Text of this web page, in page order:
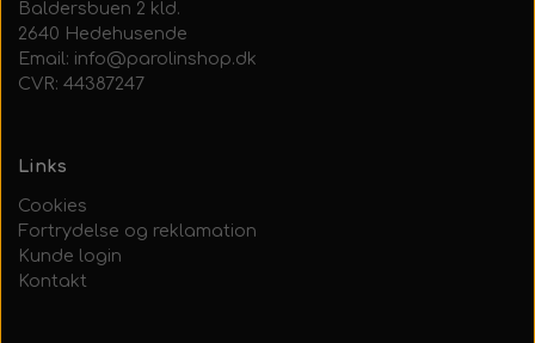
Baldersbuen 2 kld.
2640 Hedehusende
Email: info@parolinshop.dk
CVR: 44387247
Links
Cookies
Fortrydelse og reklamation
Kunde login
Kontakt